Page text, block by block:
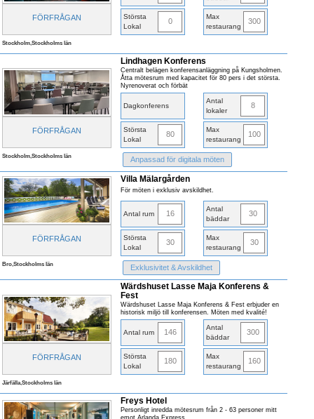
FÖRFRÅGAN
Största
Lokal
0
Max
restaurang
300
Stockholm,Stockholms län
FÖRFRÅGAN
Lindhagen Konferens
Centralt belägen konferensanläggning på Kungsholmen.
Åtta mötesrum med kapacitet för 80 pers i det största.
Nyrenoverat och förbät
Dagkonferens
Antal
lokaler
8
Största
Lokal
80
Max
restaurang
100
Stockholm,Stockholms län Anpassad för digitala möten
FÖRFRÅGAN
Villa Mälargården
För möten i exklusiv avskildhet.
Antal rum 16
Antal
bäddar
30
Största
Lokal
30
Max
restaurang
30
Bro,Stockholms län Exklusivitet & Avskildhet
FÖRFRÅGAN
Wärdshuset Lasse Maja Konferens &
Fest
Wärdshuset Lasse Maja Konferens & Fest erbjuder en
historisk miljö till konferensen. Möten med kvalité!
Antal rum 146
Antal
bäddar
300
Största
Lokal
180
Max
restaurang
160
Järfälla,Stockholms län
Freys Hotel
Personligt inredda mötesrum från 2 - 63 personer mitt
emot Arlanda Express.